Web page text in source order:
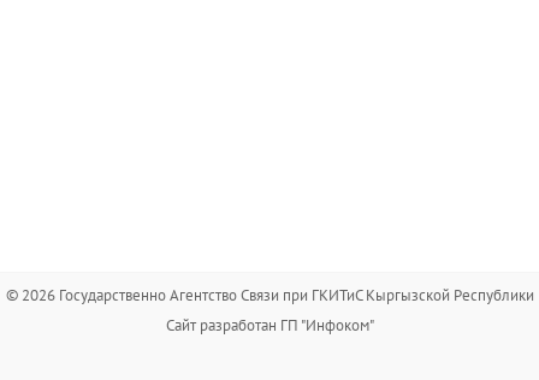
© 2026 Государственно Агентство Связи при ГКИТиС Кыргызской Республики
Сайт разработан ГП "Инфоком"